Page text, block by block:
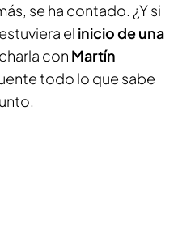
se ha contado. ¿Y si
el inicio de una
con Martín
todo lo que sabe